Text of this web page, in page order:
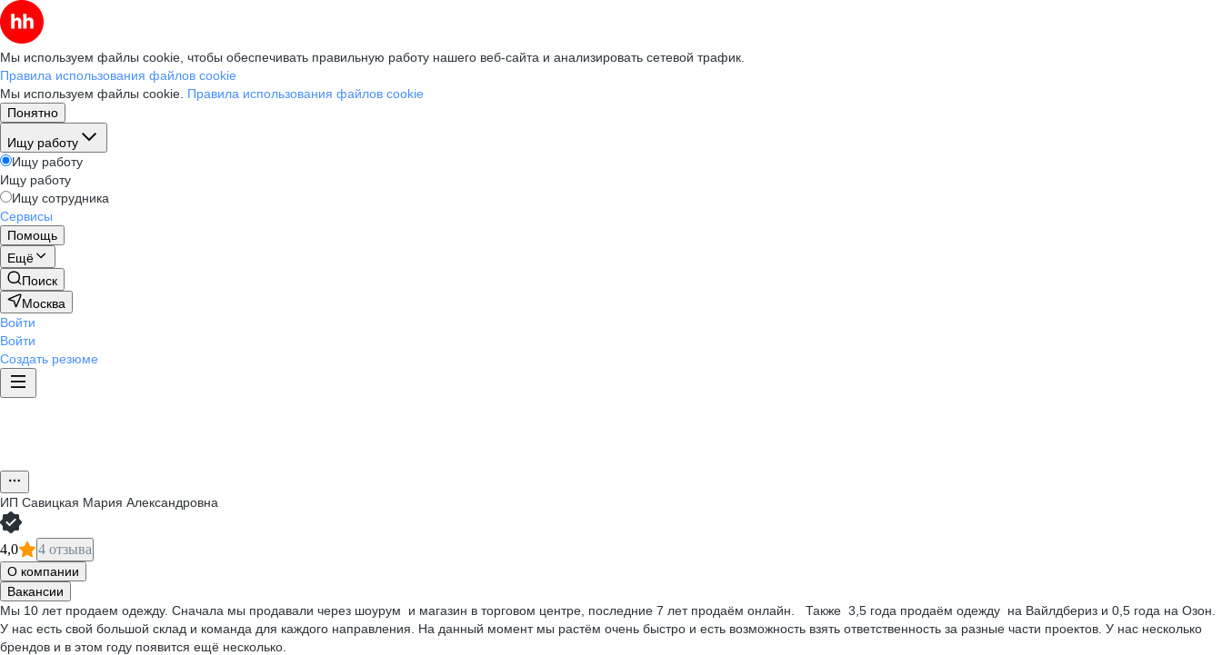
Мы используем файлы cookie, чтобы обеспечивать правильную работу нашего веб-сайта и анализировать сетевой трафик.
Правила использования файлов cookie
Мы используем файлы cookie. Правила использования файлов cookie
Понятно
Ищу работу
Ищу работу
Ищу работу
Ищу сотрудника
Сервисы
Помощь
Ещё
Поиск
Москва
Войти
Войти
Создать резюме
ИП Савицкая Мария Александровна
4,0 4 отзыва
О компании
Вакансии
Мы 10 лет продаем одежду. Сначала мы продавали через шоурум и магазин в торговом центре, последние 7 лет продаём онлайн. Также 3,5 года продаём одежду на Вайлдбериз и 0,5 года на Озон.
У нас есть свой большой склад и команда для каждого направления. На данный момент мы растём очень быстро и есть возможность взять ответственность за разные части проектов. У нас несколько
брендов и в этом году появится ещё несколько.